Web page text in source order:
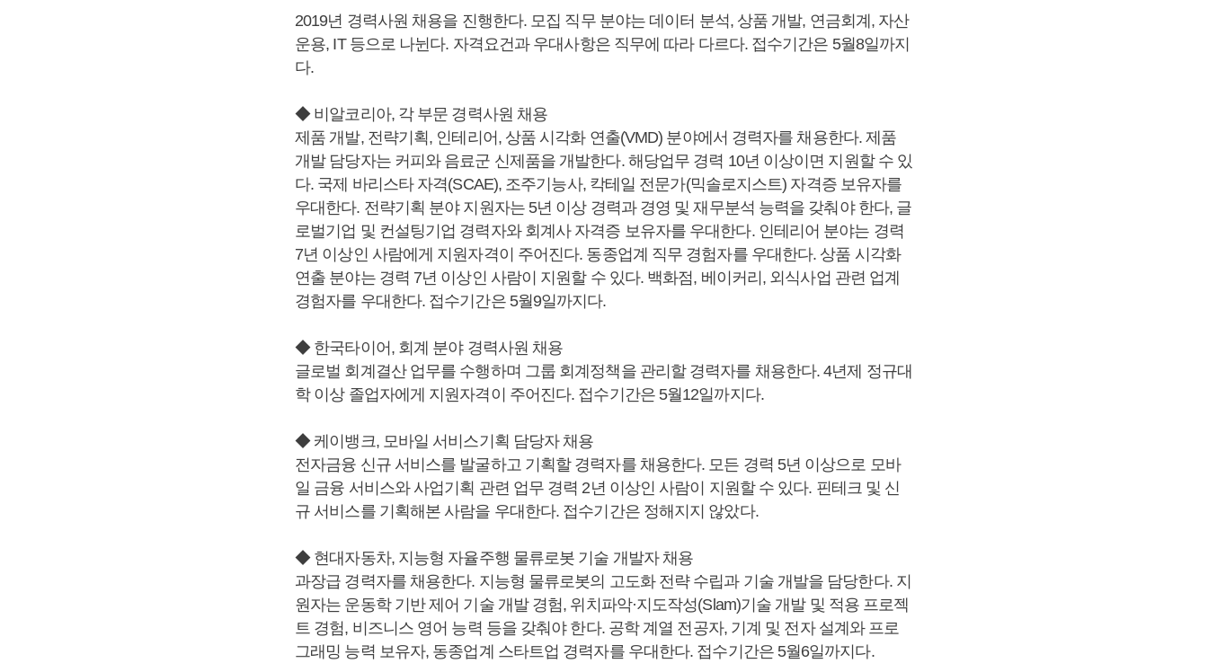
2019년 경력사원 채용을 진행한다. 모집 직무 분야는 데이터 분석, 상품 개발, 연금회계, 자산
운용, IT 등으로 나뉜다. 자격요건과 우대사항은 직무에 따라 다르다. 접수기간은 5월8일까지
다.
◆ 비알코리아, 각 부문 경력사원 채용
제품 개발, 전략기획, 인테리어, 상품 시각화 연출(VMD) 분야에서 경력자를 채용한다. 제품
개발 담당자는 커피와 음료군 신제품을 개발한다. 해당업무 경력 10년 이상이면 지원할 수 있
다. 국제 바리스타 자격(SCAE), 조주기능사, 칵테일 전문가(믹솔로지스트) 자격증 보유자를
우대한다. 전략기획 분야 지원자는 5년 이상 경력과 경영 및 재무분석 능력을 갖춰야 한다, 글
로벌기업 및 컨설팅기업 경력자와 회계사 자격증 보유자를 우대한다. 인테리어 분야는 경력
7년 이상인 사람에게 지원자격이 주어진다. 동종업계 직무 경험자를 우대한다. 상품 시각화
연출 분야는 경력 7년 이상인 사람이 지원할 수 있다. 백화점, 베이커리, 외식사업 관련 업계
경험자를 우대한다. 접수기간은 5월9일까지다.
◆ 한국타이어, 회계 분야 경력사원 채용
글로벌 회계결산 업무를 수행하며 그룹 회계정책을 관리할 경력자를 채용한다. 4년제 정규대
학 이상 졸업자에게 지원자격이 주어진다. 접수기간은 5월12일까지다.
◆ 케이뱅크, 모바일 서비스기획 담당자 채용
전자금융 신규 서비스를 발굴하고 기획할 경력자를 채용한다. 모든 경력 5년 이상으로 모바
일 금융 서비스와 사업기획 관련 업무 경력 2년 이상인 사람이 지원할 수 있다. 핀테크 및 신
규 서비스를 기획해본 사람을 우대한다. 접수기간은 정해지지 않았다.
◆ 현대자동차, 지능형 자율주행 물류로봇 기술 개발자 채용
과장급 경력자를 채용한다. 지능형 물류로봇의 고도화 전략 수립과 기술 개발을 담당한다. 지
원자는 운동학 기반 제어 기술 개발 경험, 위치파악·지도작성(Slam)기술 개발 및 적용 프로젝
트 경험, 비즈니스 영어 능력 등을 갖춰야 한다. 공학 계열 전공자, 기계 및 전자 설계와 프로
그래밍 능력 보유자, 동종업계 스타트업 경력자를 우대한다. 접수기간은 5월6일까지다.